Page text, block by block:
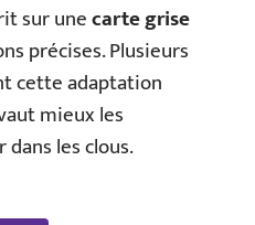
sur unecarte grise
précises. Plusieurs
cette adaptation
mieux les
les clous.